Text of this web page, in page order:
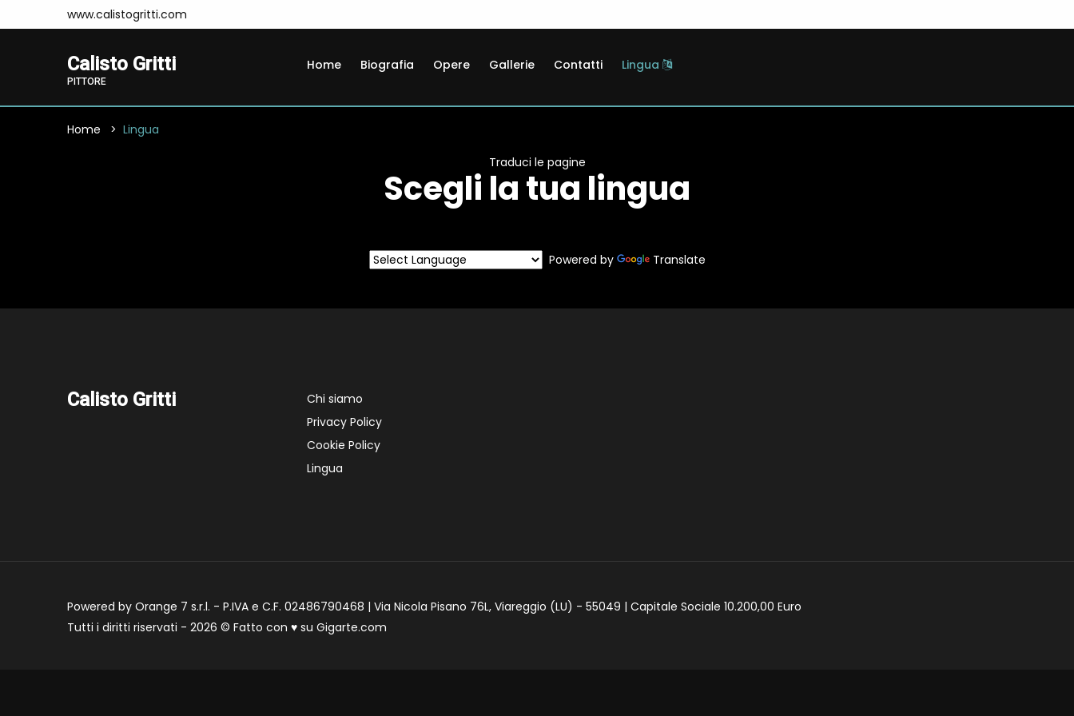
www.calistogritti.com
Calisto Gritti
PITTORE
Home Biografia Opere Gallerie Contatti Lingua
Home Lingua
Traduci le pagine
Scegli la tua lingua
Powered by Translate
Calisto Gritti
Chi siamo
Privacy Policy
Cookie Policy
Lingua
Powered by Orange 7 s.r.l. - P.IVA e C.F. 02486790468 | Via Nicola Pisano 76L, Viareggio (LU) - 55049 | Capitale Sociale 10.200,00 Euro
Tutti i diritti riservati - 2026 © Fatto con ♥ su Gigarte.com